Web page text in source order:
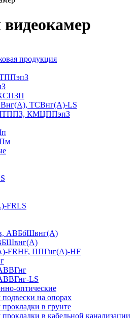
продукция
ТСВнг(А)-LS
КМЦППэпЗ
FRLS
АВБбШвнг(А)
FRHF, ППГнг(А)-HF
LS
оптические
на опорах
в грунте
в кабельной канализации